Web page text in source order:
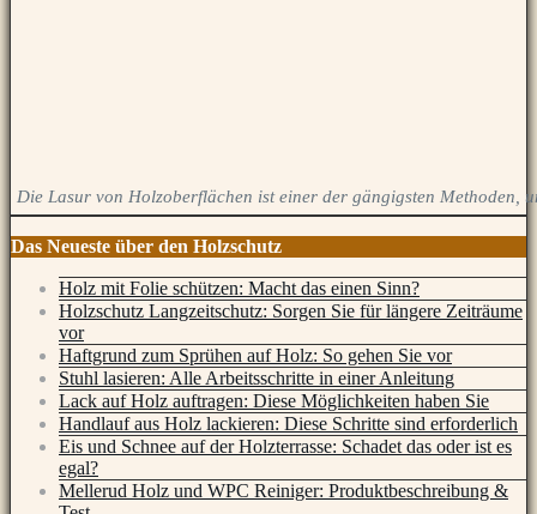
Die Lasur von Holzoberflächen ist einer der gängigsten Methoden,
Das Neueste über den Holzschutz
Holz mit Folie schützen: Macht das einen Sinn?
Holzschutz Langzeitschutz: Sorgen Sie für längere Zeiträume
vor
Haftgrund zum Sprühen auf Holz: So gehen Sie vor
Stuhl lasieren: Alle Arbeitsschritte in einer Anleitung
Lack auf Holz auftragen: Diese Möglichkeiten haben Sie
Handlauf aus Holz lackieren: Diese Schritte sind erforderlich
Eis und Schnee auf der Holzterrasse: Schadet das oder ist es
egal?
Mellerud Holz und WPC Reiniger: Produktbeschreibung &